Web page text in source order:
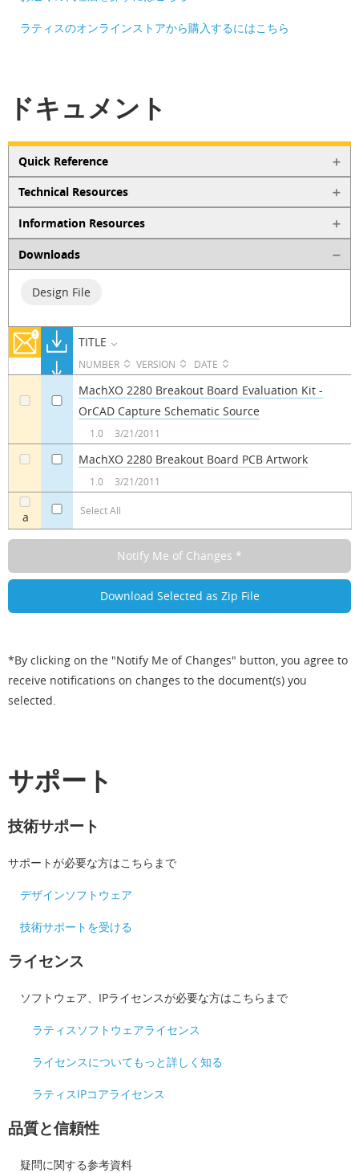
ラティスのオンラインストアから購入するにはこちら
ドキュメント
Quick Reference
Technical Resources
Information Resources
Downloads
Design File
TITLE
NUMBER VERSION DATE
a Select All
MachXO 2280 Breakout Board Evaluation Kit -
OrCAD Capture Schematic Source
1.0 3/21/2011
MachXO 2280 Breakout Board PCB Artwork
1.0 3/21/2011
*By clicking on the "Notify Me of Changes" button, you agree to
receive notifications on changes to the document(s) you
selected.
サポート
技術サポート
サポートが必要な方はこちらまで
デザインソフトウェア
技術サポートを受ける
ライセンス
ソフトウェア、IPライセンスが必要な方はこちらまで
ラティスソフトウェアライセンス
ライセンスについてもっと詳しく知る
ラティスIPコアライセンス
品質と信頼性
疑問に関する参考資料